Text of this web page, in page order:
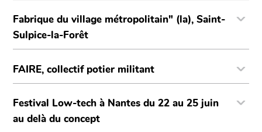
Fabrique du village métropolitain" (la), Saint-
Sulpice-la-Forêt
FAIRE, collectif potier militant
Festival Low-tech à Nantes du 22 au 25 juin
au delà du concept